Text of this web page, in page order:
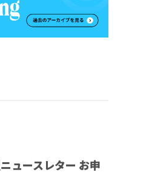
ュースレター お申